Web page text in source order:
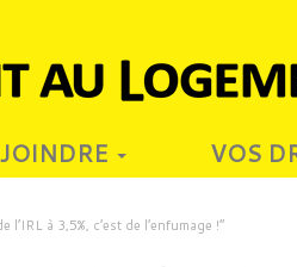
VOS
à 3,5%, c’est de l’enfumage !”